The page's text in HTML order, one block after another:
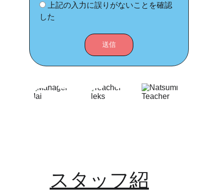
上記の入力に誤りがないことを確認
した
送信
スタッフ紹